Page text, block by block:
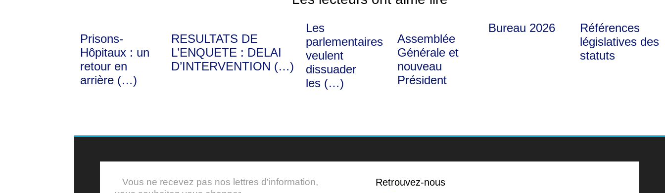
Prisons-
Hôpitaux : un
retour en
arrière (…)
RESULTATS DE
L’ENQUETE : DELAI
D’INTERVENTION (…)
Les
parlementaires
veulent
dissuader
les (…)
Assemblée
Générale et
nouveau
Président
Bureau 2026
Références
législatives des
statuts
Vous ne recevez pas nos lettres d'information,
Retrouvez-nous